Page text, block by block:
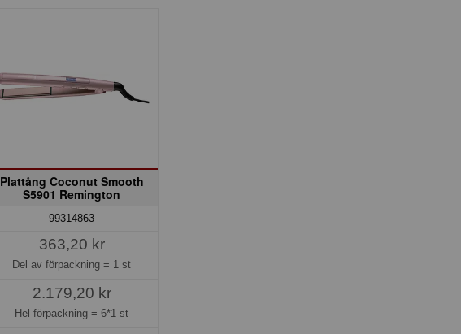
Plattång Coconut Smooth
S5901 Remington
99314863
363,20 kr
Del av förpackning = 1 st
2.179,20 kr
Hel förpackning =6*1 st